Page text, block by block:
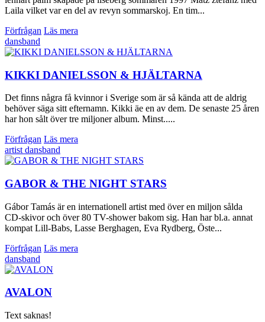
Laila vilket var en del av revyn sommarskoj. En tim...
Förfrågan Läs mera
dansband
KIKKI DANIELSSON & HJÄLTARNA
Det finns några få kvinnor i Sverige som är så kända att de aldrig
behöver säga sitt efternamn. Kikki äe en av dem. De senaste 25 åren
har hon sålt över tre miljoner album. Minst.....
Förfrågan Läs mera
artist dansband
GABOR & THE NIGHT STARS
Gábor Tamás är en internationell artist med över en miljon sålda
CD-skivor och över 80 TV-shower bakom sig. Han har bl.a. annat
kompat Lill-Babs, Lasse Berghagen, Eva Rydberg, Öste...
Förfrågan Läs mera
dansband
AVALON
Text saknas!